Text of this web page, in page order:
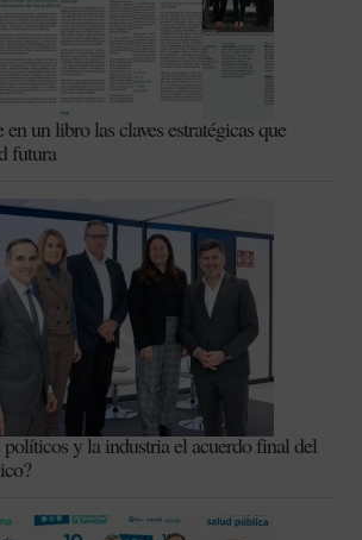
un libro las claves estratégicas que
futura
y la industria el acuerdo final del